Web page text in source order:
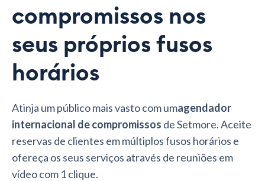
compromissos nos
seus próprios fusos
horários
Atinja um público mais vasto com umagendador
internacional de compromissos de Setmore. Aceite
reservas de clientes em múltiplos fusos horários e
ofereça os seus serviços através de reuniões em
vídeo com 1 clique.